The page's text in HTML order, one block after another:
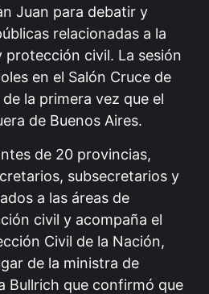
Juan para debatir y
relacionadas a la
protección civil. La sesión
en el Salón Cruce de
la primera vez que el
de Buenos Aires.
de 20 provincias,
subsecretarios y
a las áreas de
civil y acompaña el
Civil de la Nación,
de la ministra de
Bullrich que confirmó que